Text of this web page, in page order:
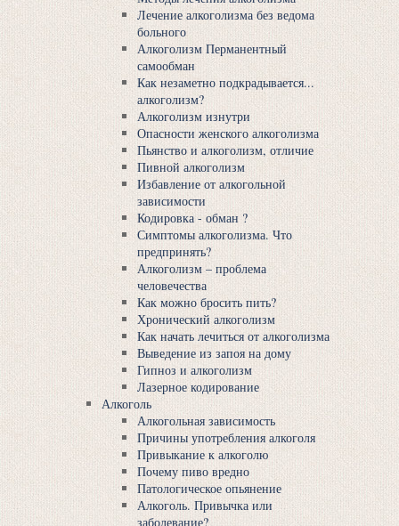
Лечение алкоголизма без ведома
больного
Алкоголизм Перманентный
самообман
Как незаметно подкрадывается...
алкоголизм?
Алкоголизм изнутри
Опасности женского алкоголизма
Пьянство и алкоголизм, отличие
Пивной алкоголизм
Избавление от алкогольной
зависимости
Кодировка - обман ?
Симптомы алкоголизма. Что
предпринять?
Алкоголизм – проблема
человечества
Как можно бросить пить?
Хронический алкоголизм
Как начать лечиться от алкоголизма
Выведение из запоя на дому
Гипноз и алкоголизм
Лазерное кодирование
Алкоголь
Алкогольная зависимость
Причины употребления алкоголя
Привыкание к алкоголю
Почему пиво вредно
Патологическое опьянение
Алкоголь. Привычка или
заболевание?